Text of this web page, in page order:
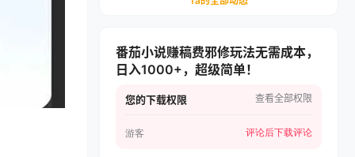
番茄小说赚稿费邪修玩法无需成本，
日入1000+，超级简单！
您的下载权限 查看全部权限
游客 评论后下载评论